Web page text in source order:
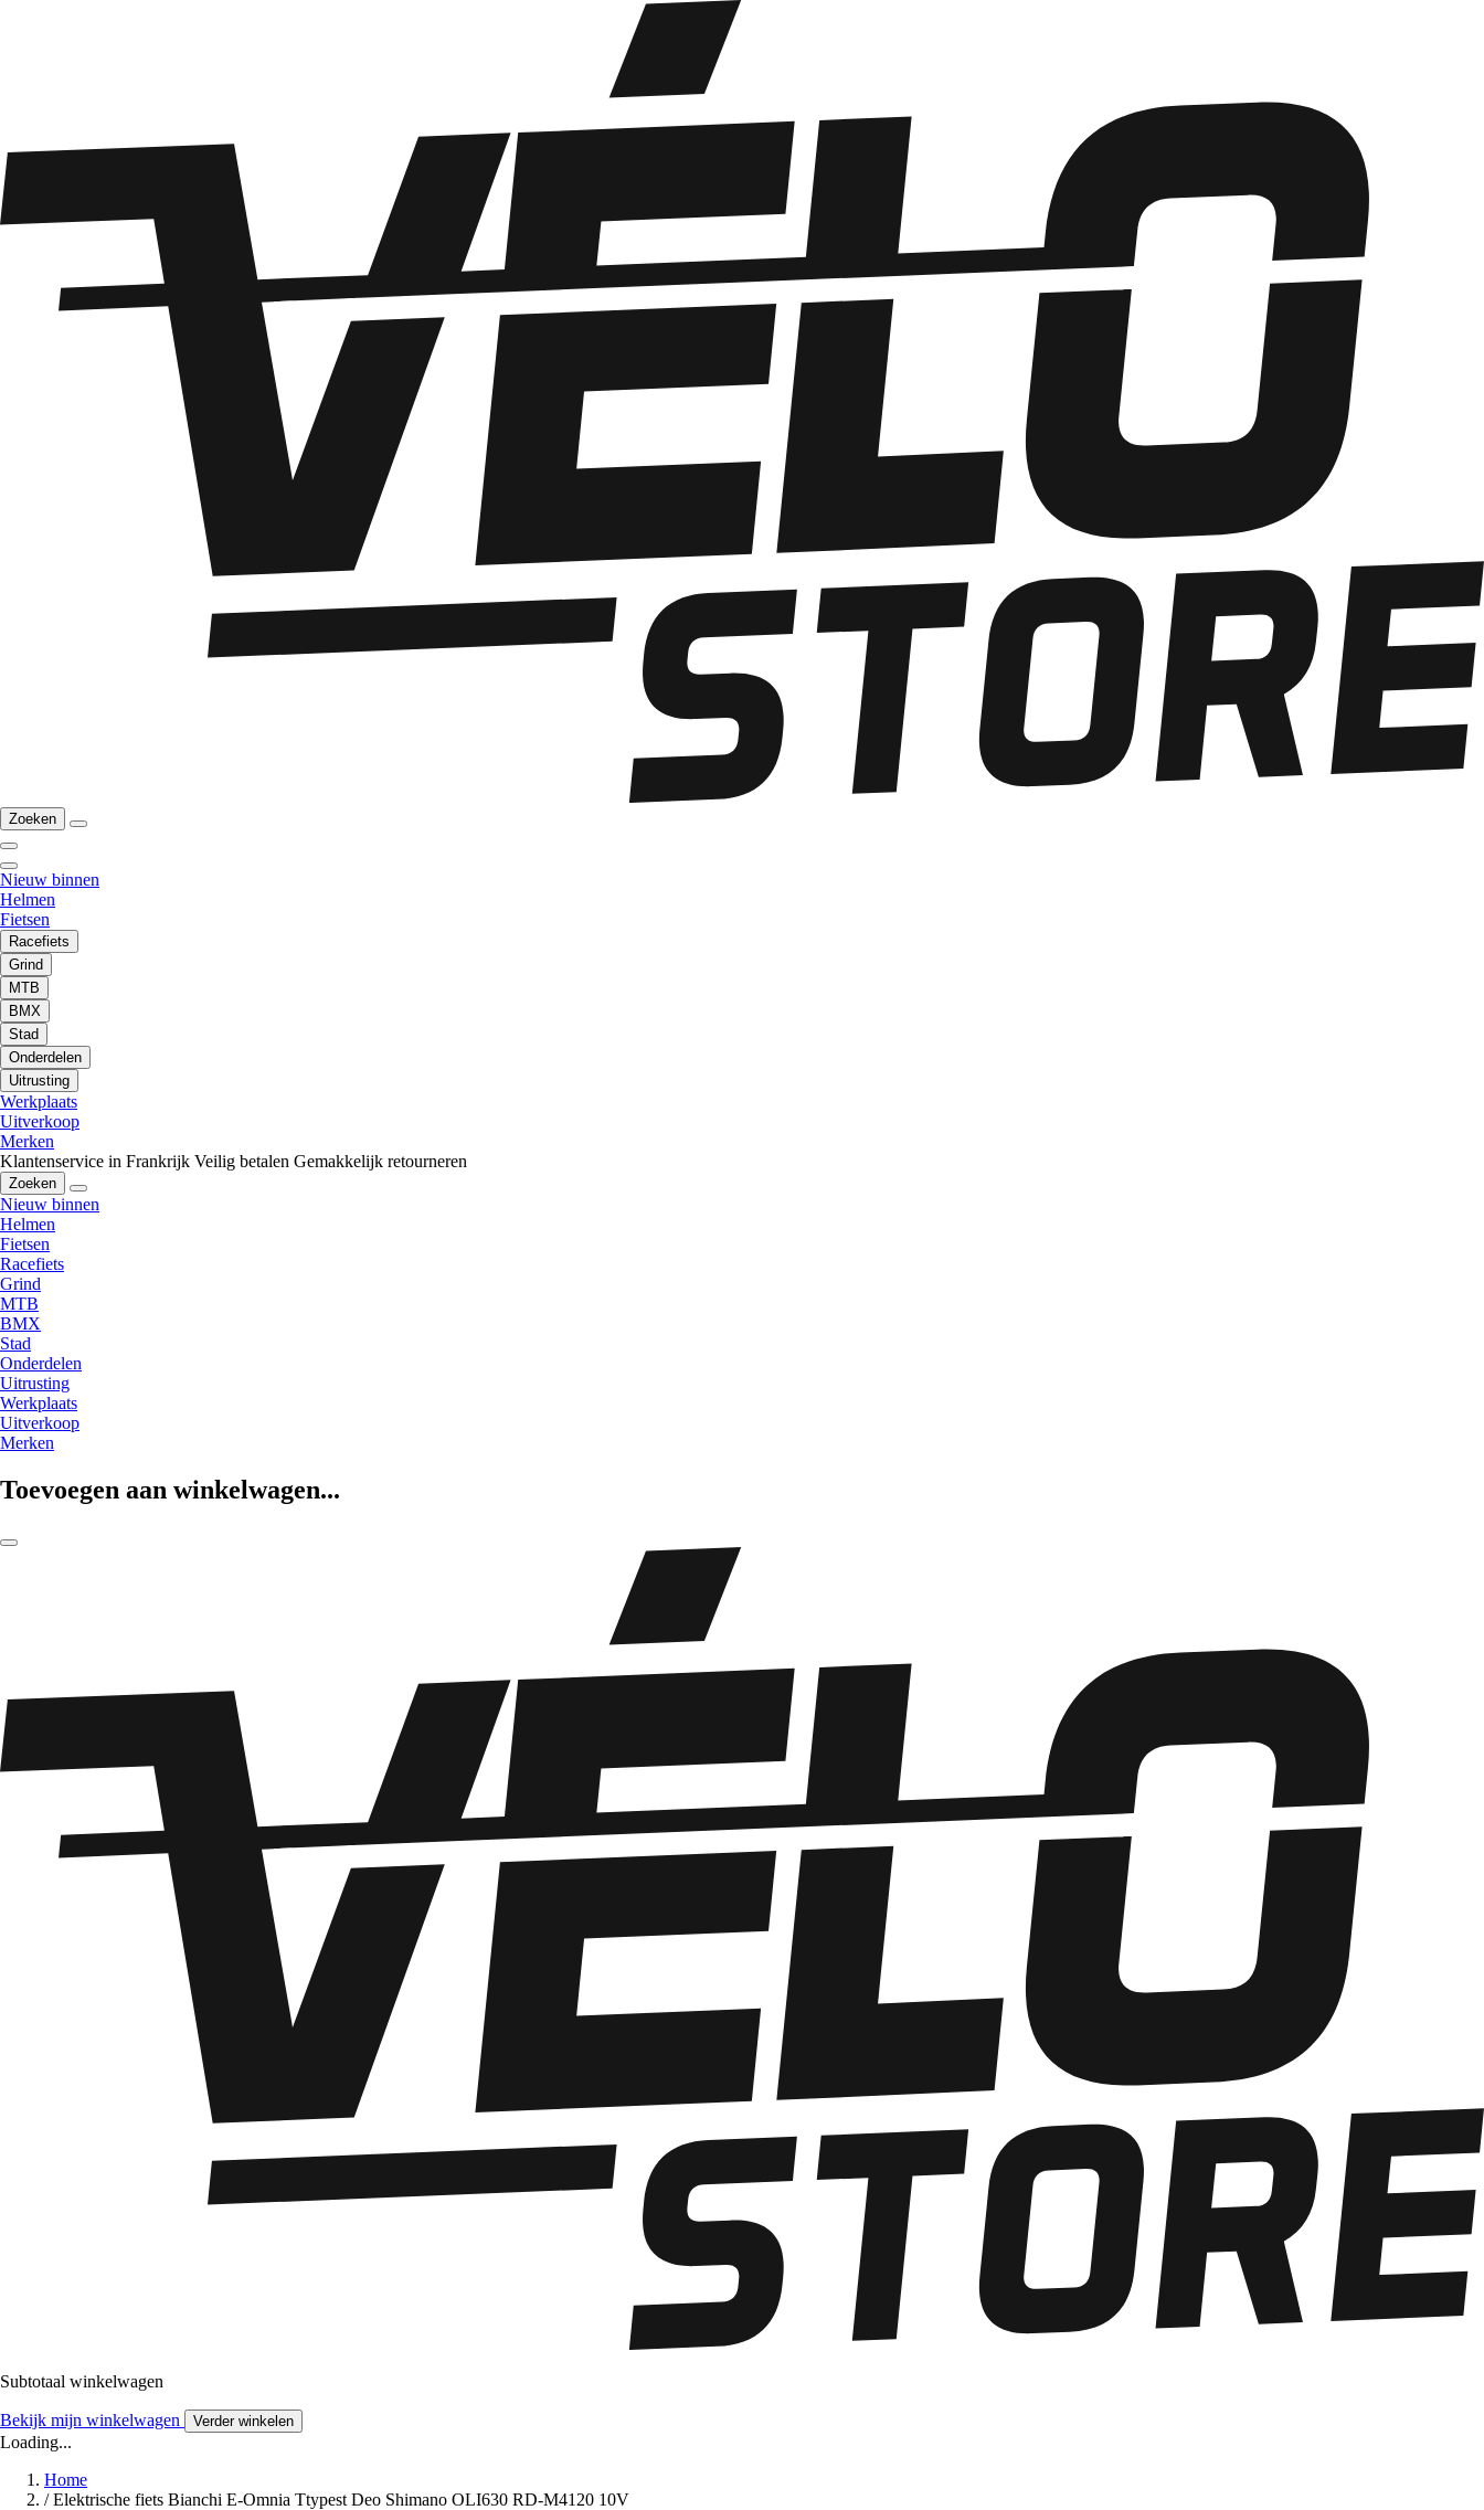
Zoeken
Nieuw binnen
Helmen
Fietsen
Racefiets
Grind
MTB
BMX
Stad
Onderdelen
Uitrusting
Werkplaats
Uitverkoop
Merken
Klantenservice in Frankrijk Veilig betalen Gemakkelijk retourneren
Zoeken
Nieuw binnen
Helmen
Fietsen
Racefiets
Grind
MTB
BMX
Stad
Onderdelen
Uitrusting
Werkplaats
Uitverkoop
Merken
Toevoegen aan winkelwagen...
Subtotaal winkelwagen
Bekijk mijn winkelwagen Verder winkelen
Loading...
Home
/ Elektrische fiets Bianchi E-Omnia Ttypest Deo Shimano OLI630 RD-M4120 10V